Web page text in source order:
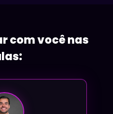
com você nas